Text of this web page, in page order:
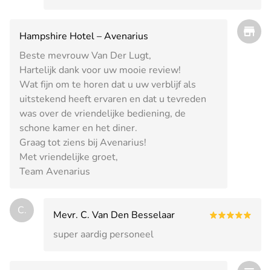
Hampshire Hotel – Avenarius
Beste mevrouw Van Der Lugt,
Hartelijk dank voor uw mooie review!
Wat fijn om te horen dat u uw verblijf als
uitstekend heeft ervaren en dat u tevreden
was over de vriendelijke bediening, de
schone kamer en het diner.
Graag tot ziens bij Avenarius!
Met vriendelijke groet,
Team Avenarius
C.
Mevr. C. Van Den Besselaar
super aardig personeel